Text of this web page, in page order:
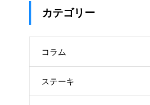
カテゴリー
コラム
ステーキ